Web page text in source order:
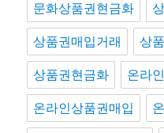
문화상품권현금화
상품권매입거래 상
상품권현금화 온라
온라인상품권매입